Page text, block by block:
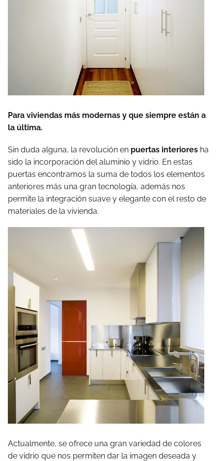
Para viviendas más modernas y que siempre están a
la última.
Sin duda alguna, la revolución en puertas interiores ha
sido la incorporación del aluminio y vidrio. En estas
puertas encontramos la suma de todos los elementos
anteriores más una gran tecnología, además nos
permite la integración suave y elegante con el resto de
materiales de la vivienda.
Actualmente, se ofrece una gran variedad de colores
de vidrio que nos permiten dar la imagen deseada y